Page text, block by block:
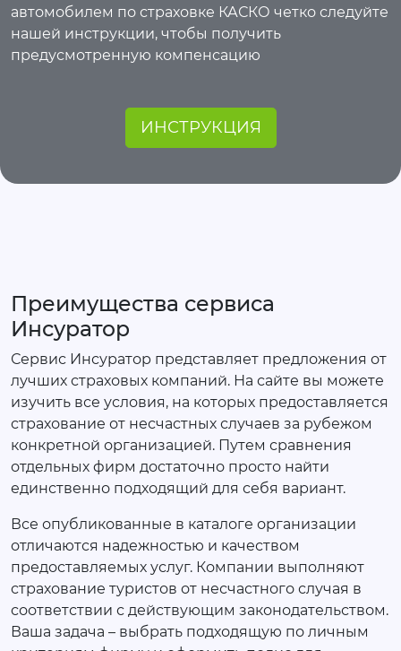
автомобилем по страховке КАСКО четко следуйте
нашей инструкции, чтобы получить
предусмотренную компенсацию
ИНСТРУКЦИЯ
Преимущества сервиса
Инсуратор
Сервис Инсуратор представляет предложения от
лучших страховых компаний. На сайте вы можете
изучить все условия, на которых предоставляется
страхование от несчастных случаев за рубежом
конкретной организацией. Путем сравнения
отдельных фирм достаточно просто найти
единственно подходящий для себя вариант.
Все опубликованные в каталоге организации
отличаются надежностью и качеством
предоставляемых услуг. Компании выполняют
страхование туристов от несчастного случая в
соответствии с действующим законодательством.
Ваша задача – выбрать подходящую по личным